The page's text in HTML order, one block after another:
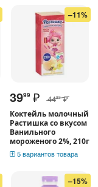
–11%
3999 ₽ 4499 ₽
Коктейль молочный
Растишка со вкусом
Ванильного
мороженого 2%, 210г
5 вариантов товара
–15%